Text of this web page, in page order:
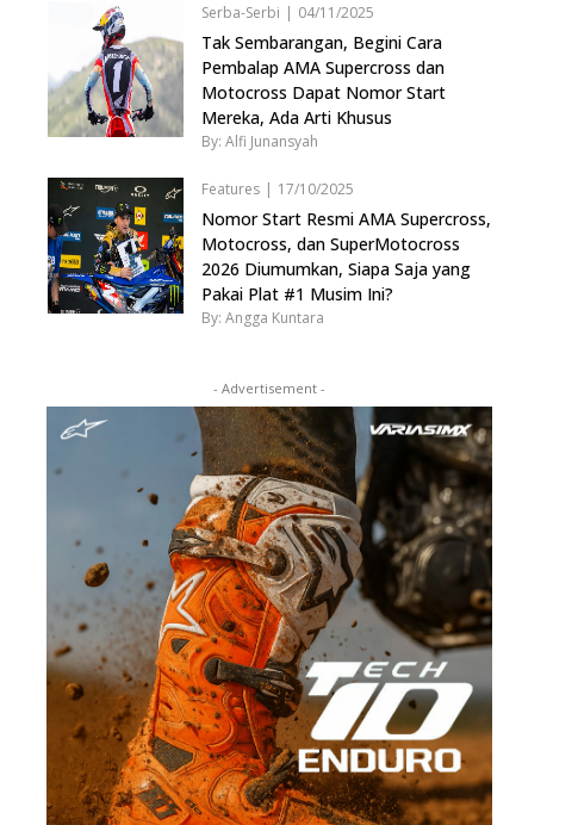
Serba-Serbi | 04/11/2025
Tak Sembarangan, Begini Cara
Pembalap AMA Supercross dan
Motocross Dapat Nomor Start
Mereka, Ada Arti Khusus
By: Alfi Junansyah
Features | 17/10/2025
Nomor Start Resmi AMA Supercross,
Motocross, dan SuperMotocross
2026 Diumumkan, Siapa Saja yang
Pakai Plat #1 Musim Ini?
By: Angga Kuntara
- Advertisement -